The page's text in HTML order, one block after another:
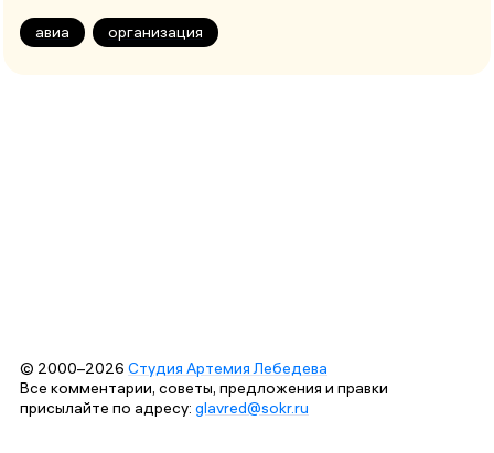
авиа организация
© 2000–2026 Студия Артемия Лебедева
Все комментарии, советы, предложения и правки
присылайте по адресу: glavred@sokr.ru